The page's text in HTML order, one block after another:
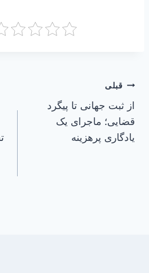
راهبری
نوشته
قبلی
از ثبت جهانی تا پیگرد
قضایی؛ ماجرای یک
یادگاری پرهزینه